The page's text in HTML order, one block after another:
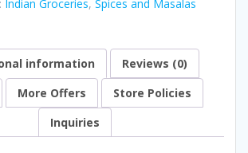
Indian Groceries, Spices and Masalas
information
Reviews (0)
More Offers
Store Policies
Inquiries